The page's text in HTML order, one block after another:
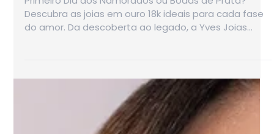
Primeiro Dia dos Namorados ou Bodas de Prata?
Joias que Eternizam cada Ciclo do Relacionamento
eterniza cada ciclo do seu relacionamento.